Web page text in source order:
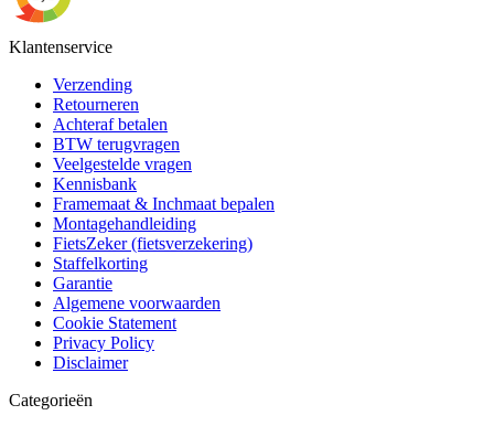
Klantenservice
Verzending
Retourneren
Achteraf betalen
BTW terugvragen
Veelgestelde vragen
Kennisbank
Framemaat & Inchmaat bepalen
Montagehandleiding
FietsZeker (fietsverzekering)
Staffelkorting
Garantie
Algemene voorwaarden
Cookie Statement
Privacy Policy
Disclaimer
Categorieën